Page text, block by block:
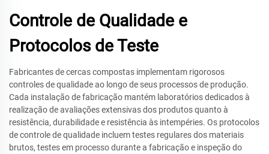
Controle de Qualidade e
Protocolos de Teste
Fabricantes de cercas compostas implementam rigorosos
controles de qualidade ao longo de seus processos de produção.
Cada instalação de fabricação mantém laboratórios dedicados à
realização de avaliações extensivas dos produtos quanto à
resistência, durabilidade e resistência às intempéries. Os protocolos
de controle de qualidade incluem testes regulares dos materiais
brutos, testes em processo durante a fabricação e inspeção do